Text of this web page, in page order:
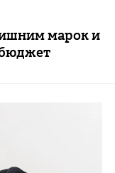
марок и